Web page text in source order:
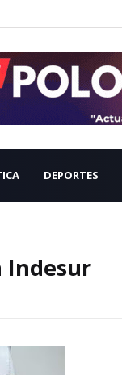
DEPORTES
Indesur